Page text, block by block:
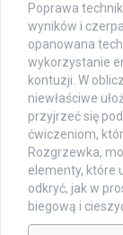
Poprawa
wyników i
opanowana
wykorzystanie
kontuzji. W
niewłaściwe
przyjrzeć się
ćwiczeniom,
Rozgrzewka,
elementy, które
odkryć, jak w
biegową i